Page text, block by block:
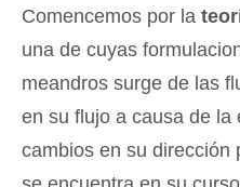
Comencemos por la
una de cuyas
meandros surge de las
en su flujo a causa de la
cambios en su dirección